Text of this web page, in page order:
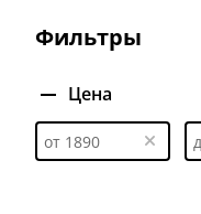
Фильтры
Цена